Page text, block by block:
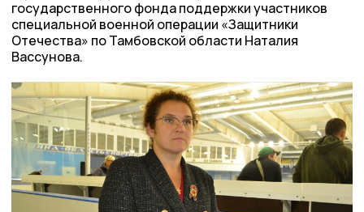
государственного фонда поддержки участников
специальной военной операции «Защитники
Отечества» по Тамбовской области Наталия
Вассунова.